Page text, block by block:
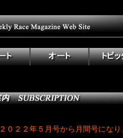
２０２２年５月号から月間号にな